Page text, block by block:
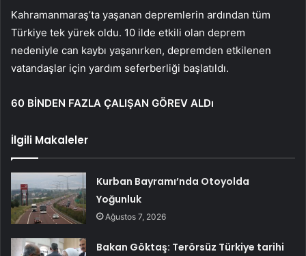
Kahramanmaraş’ta yaşanan depremlerin ardından tüm
Türkiye tek yürek oldu. 10 ilde etkili olan deprem
nedeniyle can kaybı yaşanırken, depremden etkilenen
vatandaşlar için yardım seferberliği başlatıldı.
60 BİNDEN FAZLA ÇALIŞAN GÖREV ALDı
İlgili Makaleler
Kurban Bayramı’nda Otoyolda
Yoğunluk
Ağustos 7, 2026
Bakan Göktaş: Terörsüz Türkiye tarihi